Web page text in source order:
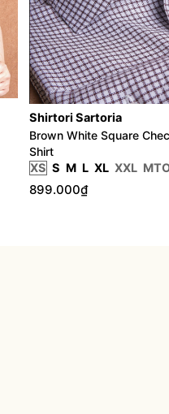
Shirtori Sartoria
Brown White Square
Shirt
XS S M L XL XXL
899.000₫